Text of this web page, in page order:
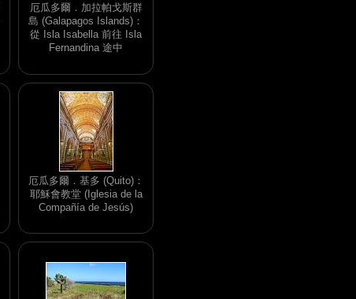
厄瓜多爾．加拉帕戈斯群
島 (Galapagos Islands)：
從 Isla Isabella 前往 Isla
Fernandina 途中
厄瓜多爾．基多 (Quito)：
耶穌會教堂 (Iglesia de la
Compañía de Jesús)